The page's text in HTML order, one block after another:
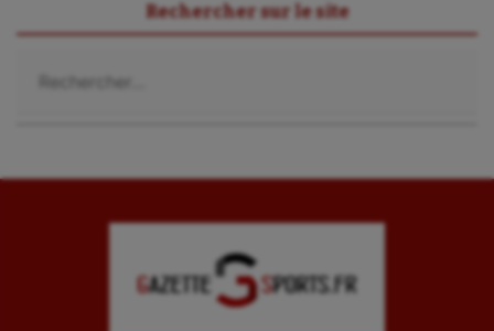
Triathlon
Rechercher sur le site